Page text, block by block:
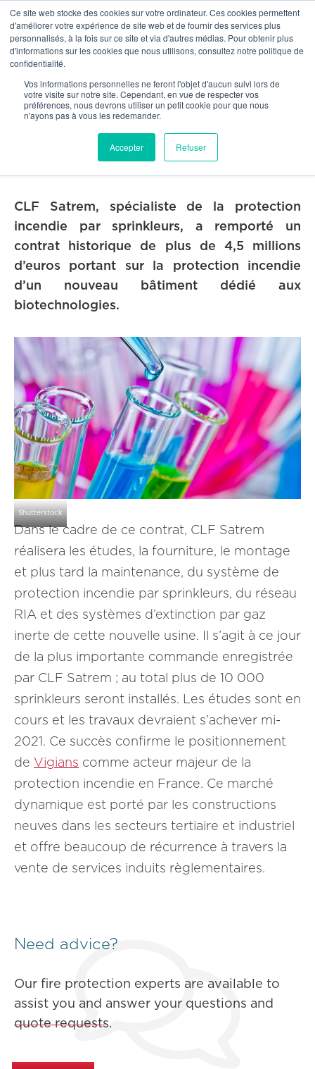
Ce site web stocke des cookies sur votre ordinateur. Ces cookies permettent
d'améliorer votre expérience de site web et de fournir des services plus
personnalisés, à la fois sur ce site et via d'autres médias. Pour obtenir plus
d'informations sur les cookies que nous utilisons, consultez notre politique de
confidentialité.
Vos informations personnelles ne feront l'objet d'aucun suivi lors de
votre visite sur notre site. Cependant, en vue de respecter vos
préférences, nous devrons utiliser un petit cookie pour que nous
n'ayons pas à vous les redemander.
Accepter Refuser
OUR NETWORK
  Our news
Important contrat dans les
biotechnologies
CLF Satrem, spécialiste de la protection
incendie par sprinkleurs, a remporté un
contrat historique de plus de 4,5 millions
d’euros portant sur la protection incendie
d’un nouveau bâtiment dédié aux
biotechnologies.
Shutterstock
Dans le cadre de ce contrat, CLF Satrem
réalisera les études, la fourniture, le montage
et plus tard la maintenance, du système de
protection incendie par sprinkleurs, du réseau
RIA et des systèmes d’extinction par gaz
inerte de cette nouvelle usine. Il s’agit à ce jour
de la plus importante commande enregistrée
par CLF Satrem ; au total plus de 10 000
sprinkleurs seront installés. Les études sont en
cours et les travaux devraient s’achever mi-
2021. Ce succès confirme le positionnement
de Vigians comme acteur majeur de la
protection incendie en France. Ce marché
dynamique est porté par les constructions
neuves dans les secteurs tertiaire et industriel
et offre beaucoup de récurrence à travers la
vente de services induits règlementaires.
Need advice?
Our fire protection experts are available to
assist you and answer your questions and
quote requests.